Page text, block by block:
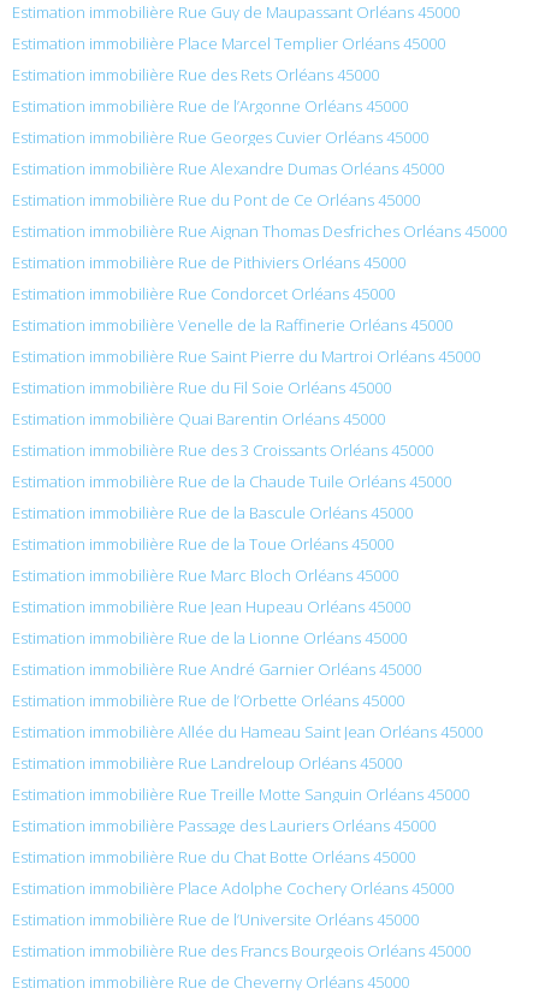
Estimation immobilière Rue Guy de Maupassant Orléans 45000
Estimation immobilière Place Marcel Templier Orléans 45000
Estimation immobilière Rue des Rets Orléans 45000
Estimation immobilière Rue de l’Argonne Orléans 45000
Estimation immobilière Rue Georges Cuvier Orléans 45000
Estimation immobilière Rue Alexandre Dumas Orléans 45000
Estimation immobilière Rue du Pont de Ce Orléans 45000
Estimation immobilière Rue Aignan Thomas Desfriches Orléans 45000
Estimation immobilière Rue de Pithiviers Orléans 45000
Estimation immobilière Rue Condorcet Orléans 45000
Estimation immobilière Venelle de la Raffinerie Orléans 45000
Estimation immobilière Rue Saint Pierre du Martroi Orléans 45000
Estimation immobilière Rue du Fil Soie Orléans 45000
Estimation immobilière Quai Barentin Orléans 45000
Estimation immobilière Rue des 3 Croissants Orléans 45000
Estimation immobilière Rue de la Chaude Tuile Orléans 45000
Estimation immobilière Rue de la Bascule Orléans 45000
Estimation immobilière Rue de la Toue Orléans 45000
Estimation immobilière Rue Marc Bloch Orléans 45000
Estimation immobilière Rue Jean Hupeau Orléans 45000
Estimation immobilière Rue de la Lionne Orléans 45000
Estimation immobilière Rue André Garnier Orléans 45000
Estimation immobilière Rue de l’Orbette Orléans 45000
Estimation immobilière Allée du Hameau Saint Jean Orléans 45000
Estimation immobilière Rue Landreloup Orléans 45000
Estimation immobilière Rue Treille Motte Sanguin Orléans 45000
Estimation immobilière Passage des Lauriers Orléans 45000
Estimation immobilière Rue du Chat Botte Orléans 45000
Estimation immobilière Place Adolphe Cochery Orléans 45000
Estimation immobilière Rue de l’Universite Orléans 45000
Estimation immobilière Rue des Francs Bourgeois Orléans 45000
Estimation immobilière Rue de Cheverny Orléans 45000